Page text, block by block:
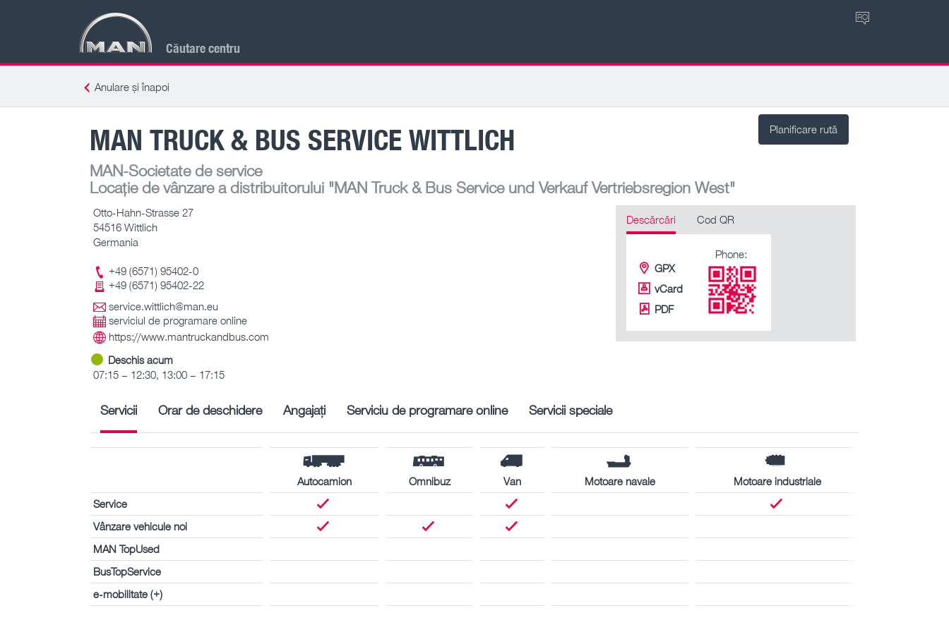
Căutare centru
RO
Anulare și înapoi
Planificare rută
MAN TRUCK & BUS SERVICE WITTLICH
MAN-Societate de service
Locație de vânzare a distribuitorului "MAN Truck & Bus Service und Verkauf Vertriebsregion West"
Otto-Hahn-Strasse 27
54516 Wittlich
Germania
+49 (6571) 95402-0
+49 (6571) 95402-22
service.wittlich@man.eu
serviciul de programare online
https://www.mantruckandbus.com
Deschis acum
07:15 – 12:30, 13:00 – 17:15
Descărcări Cod QR
GPX
vCard
PDF
Phone:
Servicii Orar de deschidere Angajați Serviciu de programare online Servicii speciale
Autocamion Omnibuz Van Motoare navale
Motoare industriale
Service
Vânzare vehicule noi
MAN TopUsed
BusTopService
e-mobilitate (+)